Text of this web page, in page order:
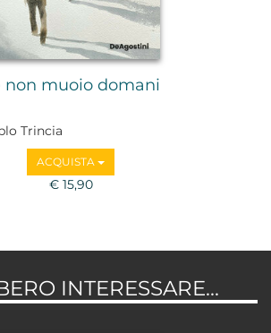
non muoio domani
Trincia
ACQUISTA
€ 15,90
INTERESSARE...